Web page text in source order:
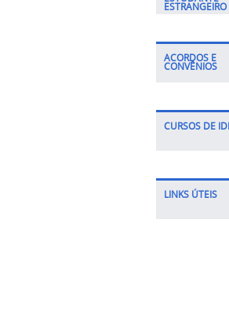
ESTRANGEIRO
ACORDOS E
CONVÊNIOS
CURSOS DE
LINKS ÚTEIS